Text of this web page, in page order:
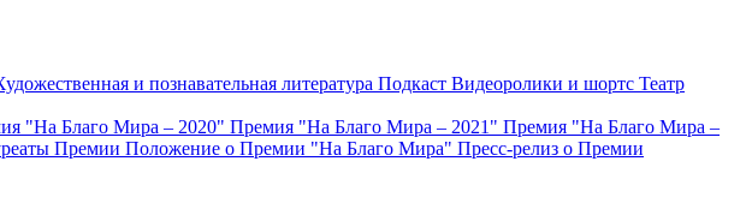
и познавательная литература Подкаст Видеоролики и шортс Театр
"На Благо Мира – 2020" Премия "На Благо Мира – 2021" Премия "На Благо Мира –
Премии Положение о Премии "На Благо Мира" Пресс-релиз о Премии